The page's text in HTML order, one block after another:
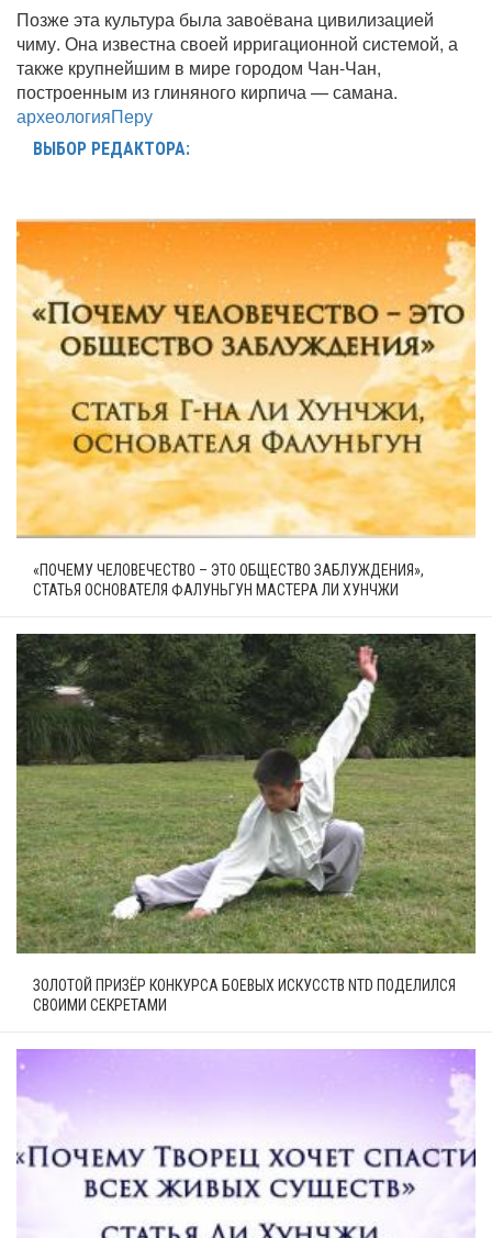
Позже эта культура была завоёвана цивилизацией
чиму. Она известна своей ирригационной системой, а
также крупнейшим в мире городом Чан-Чан,
построенным из глиняного кирпича — самана.
археологияПеру
ВЫБОР РЕДАКТОРА:
«ПОЧЕМУ ЧЕЛОВЕЧЕСТВО – ЭТО ОБЩЕСТВО ЗАБЛУЖДЕНИЯ»,
СТАТЬЯ ОСНОВАТЕЛЯ ФАЛУНЬГУН МАСТЕРА ЛИ ХУНЧЖИ
ЗОЛОТОЙ ПРИЗЁР КОНКУРСА БОЕВЫХ ИСКУССТВ NTD ПОДЕЛИЛСЯ
СВОИМИ СЕКРЕТАМИ